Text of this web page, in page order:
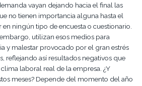
vayan dejando hacia el final las
no tienen importancia alguna hasta el
ningún tipo de encuesta o cuestionario.
utilizan esos medios para
y malestar provocado por el gran estrés
reflejando así resultados negativos que
laboral real de la empresa. ¿Y
meses? Depende del momento del año